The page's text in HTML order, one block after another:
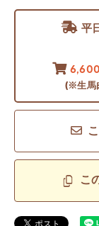
平
(※生馬
こ